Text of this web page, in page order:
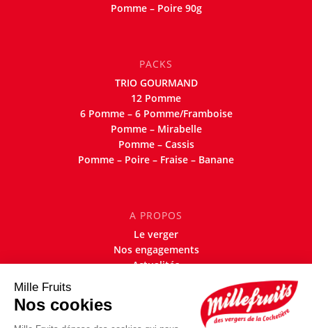
Pomme – Poire 90g
PACKS
TRIO GOURMAND
12 Pomme
6 Pomme – 6 Pomme/Framboise
Pomme – Mirabelle
Pomme – Cassis
Pomme – Poire – Fraise – Banane
A PROPOS
Le verger
Nos engagements
Actualités